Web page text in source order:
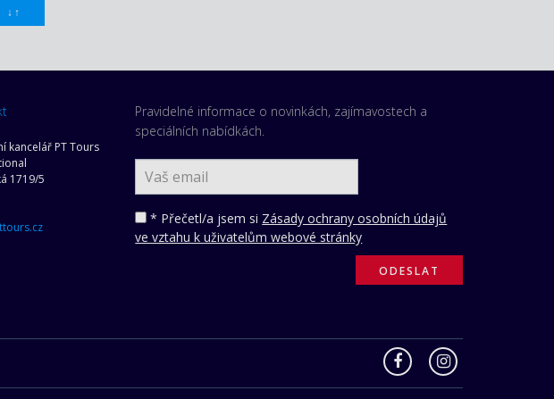
↓ ↑
kancelář PT Tours
1719/5
Pravidelné informace o novinkách, zajímavostech a
speciálních nabídkách.
* Přečetl/a jsem si Zásady ochrany osobních údajů
ve vztahu k uživatelům webové stránky